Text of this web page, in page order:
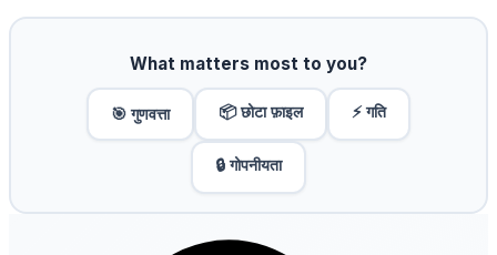
What matters most to you?
🎯 गुणवत्ता 📦 छोटा फ़ाइल ⚡ गति
🔒 गोपनीयता